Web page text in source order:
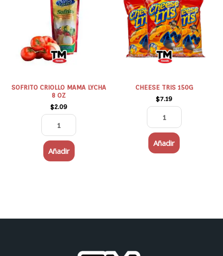
SOFRITO CRIOLLO MAMA LYCHA
8 OZ
$2.09
MAMA
LYCHA
8
OZ
cantidad
Añadir
CHEESE TRIS 150G
$7.19
150G
cantidad
Añadir